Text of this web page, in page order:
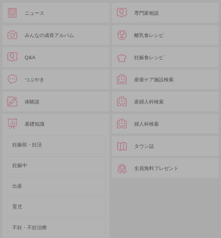
ニュース
みんなの成長アルバム
Q&A
つぶやき
体験談
基礎知識
妊娠前・妊活
妊娠中
出産
育児
不妊・不妊治療
専門家相談
離乳食レシピ
妊娠食レシピ
産後ケア施設検索
産婦人科検索
婦人科検索
タウン誌
全員無料プレゼント